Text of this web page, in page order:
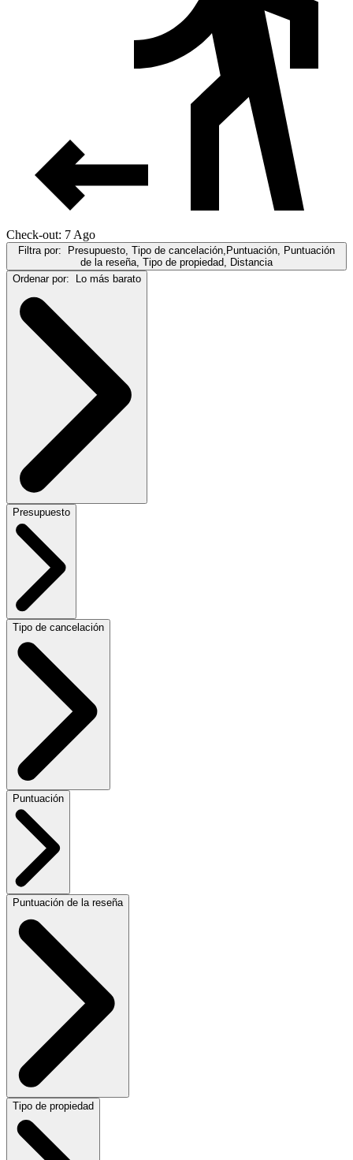
Check-out: 7 Ago
Filtra por:
Presupuesto, Tipo de cancelación,Puntuación, Puntuación
de la reseña, Tipo de propiedad, Distancia
Ordenar por:
Lo más barato
Presupuesto
Tipo de cancelación
Puntuación
Puntuación de la reseña
Tipo de propiedad